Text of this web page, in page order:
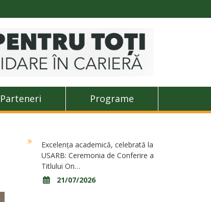
Parteneri Programe
Excelența academică, celebrată la
USARB: Ceremonia de Conferire a
Titlului On…
21/07/2026